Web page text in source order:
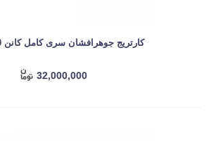
کارتریج جوهرافشان سری کامل کانن 550 - 551
32,000,000